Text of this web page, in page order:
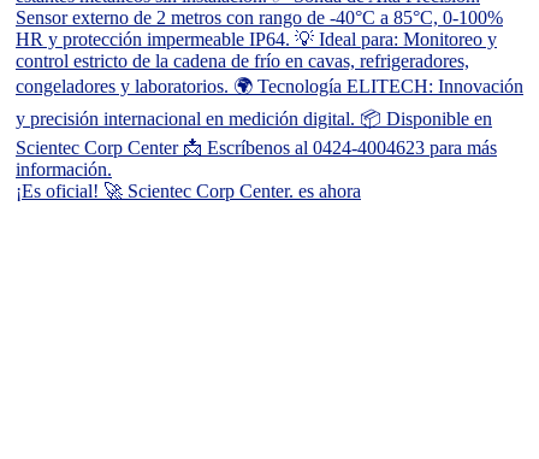
¡Es oficial! 🚀 Scientec Corp Center. es ahora